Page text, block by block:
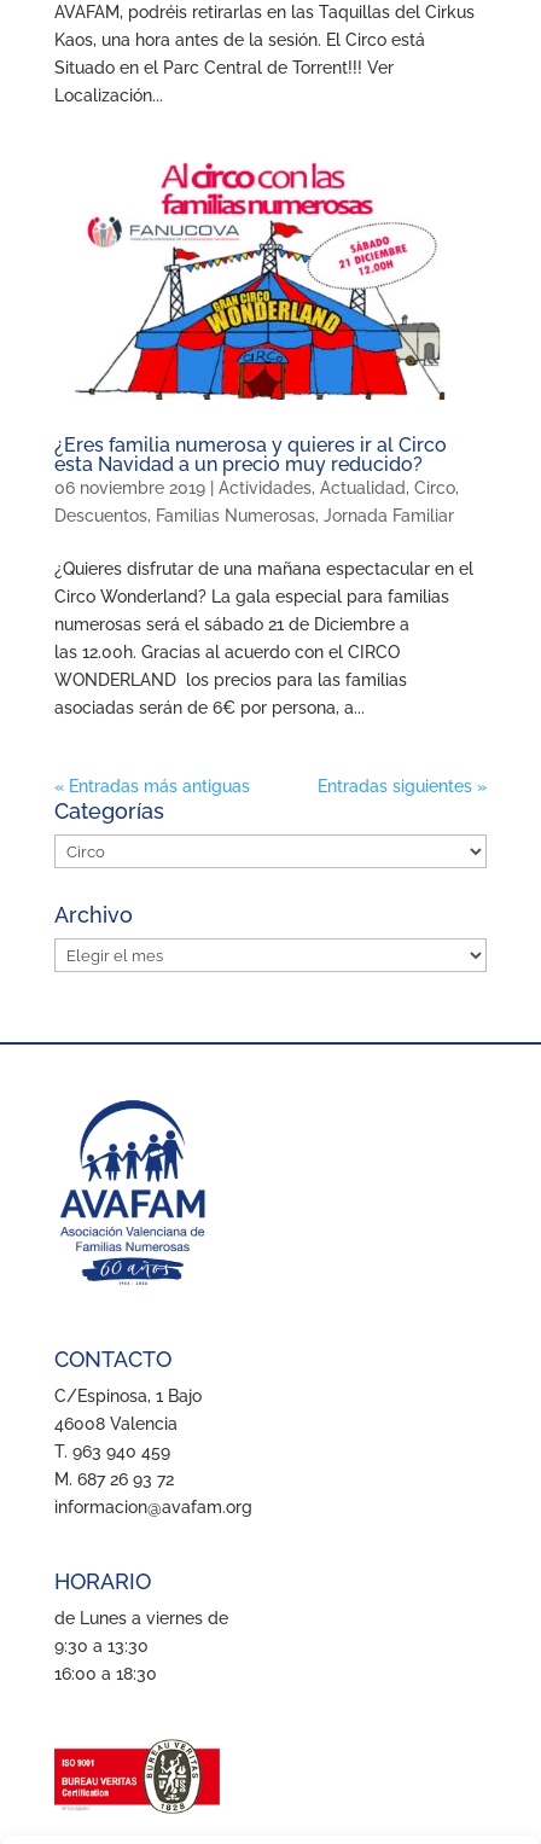
AVAFAM, podréis retirarlas en las Taquillas del Cirkus
Kaos, una hora antes de la sesión. El Circo está
Situado en el Parc Central de Torrent!!! Ver
Localización...
¿Eres familia numerosa y quieres ir al Circo
esta Navidad a un precio muy reducido?
06 noviembre 2019| Actividades, Actualidad, Circo,
Descuentos, Familias Numerosas, Jornada Familiar
¿Quieres disfrutar de una mañana espectacular en el
Circo Wonderland? La gala especial para familias
numerosas será el sábado 21 de Diciembre a
las 12.00h. Gracias al acuerdo con el CIRCO
WONDERLAND los precios para las familias
asociadas serán de 6€ por persona, a...
« Entradas más antiguas Entradas siguientes »
Categorías
Categorías
Archivo
Archivo
CONTACTO
C/Espinosa, 1 Bajo
46008 Valencia
T. 963 940 459
M. 687 26 93 72
informacion@avafam.org
HORARIO
de Lunes a viernes de
9:30 a 13:30
16:00 a 18:30